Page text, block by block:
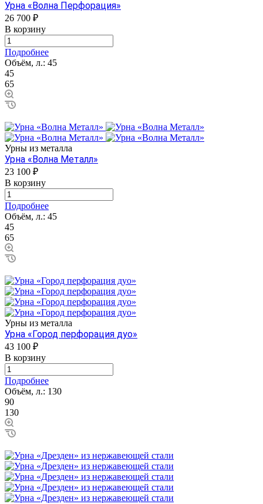
Урна «Волна Перфорация»
26 700 ₽
В корзину
Подробнее
Объём, л.: 45
45
65
Урны из металла
Урна «Волна Металл»
23 100 ₽
В корзину
Подробнее
Объём, л.: 45
45
65
Урны из металла
Урна «Город перфорация дуо»
43 100 ₽
В корзину
Подробнее
Объём, л.: 130
90
130